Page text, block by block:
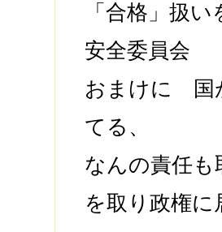
「合格」扱
安全委員会
おまけに 国
てる、
なんの責任
を取り政権